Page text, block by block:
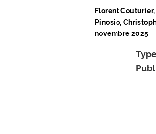
Florent
Pinosio,
novembre 2025